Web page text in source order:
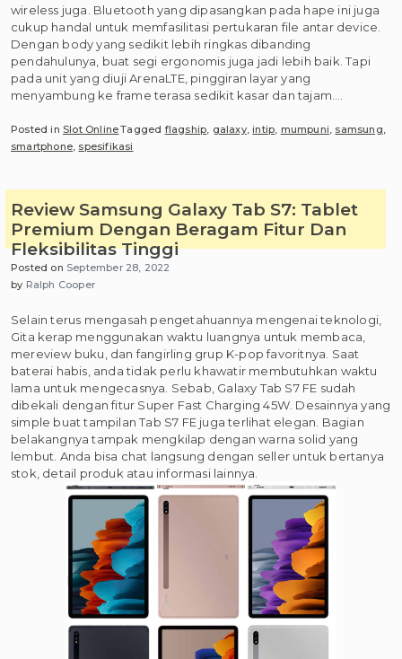
wireless juga. Bluetooth yang dipasangkan pada hape ini juga
cukup handal untuk memfasilitasi pertukaran file antar device.
Dengan body yang sedikit lebih ringkas dibanding
pendahulunya, buat segi ergonomis juga jadi lebih baik. Tapi
pada unit yang diuji ArenaLTE, pinggiran layar yang
menyambung ke frame terasa sedikit kasar dan tajam.…
Posted in Slot OnlineTagged flagship, galaxy,intip, mumpuni, samsung,
smartphone, spesifikasi
Review Samsung Galaxy Tab S7: Tablet
Premium Dengan Beragam Fitur Dan
Fleksibilitas Tinggi
Posted on September 28, 2022
by Ralph Cooper
Selain terus mengasah pengetahuannya mengenai teknologi,
Gita kerap menggunakan waktu luangnya untuk membaca,
mereview buku, dan fangirling grup K-pop favoritnya. Saat
baterai habis, anda tidak perlu khawatir membutuhkan waktu
lama untuk mengecasnya. Sebab, Galaxy Tab S7 FE sudah
dibekali dengan fitur Super Fast Charging 45W. Desainnya yang
simple buat tampilan Tab S7 FE juga terlihat elegan. Bagian
belakangnya tampak mengkilap dengan warna solid yang
lembut. Anda bisa chat langsung dengan seller untuk bertanya
stok, detail produk atau informasi lainnya.